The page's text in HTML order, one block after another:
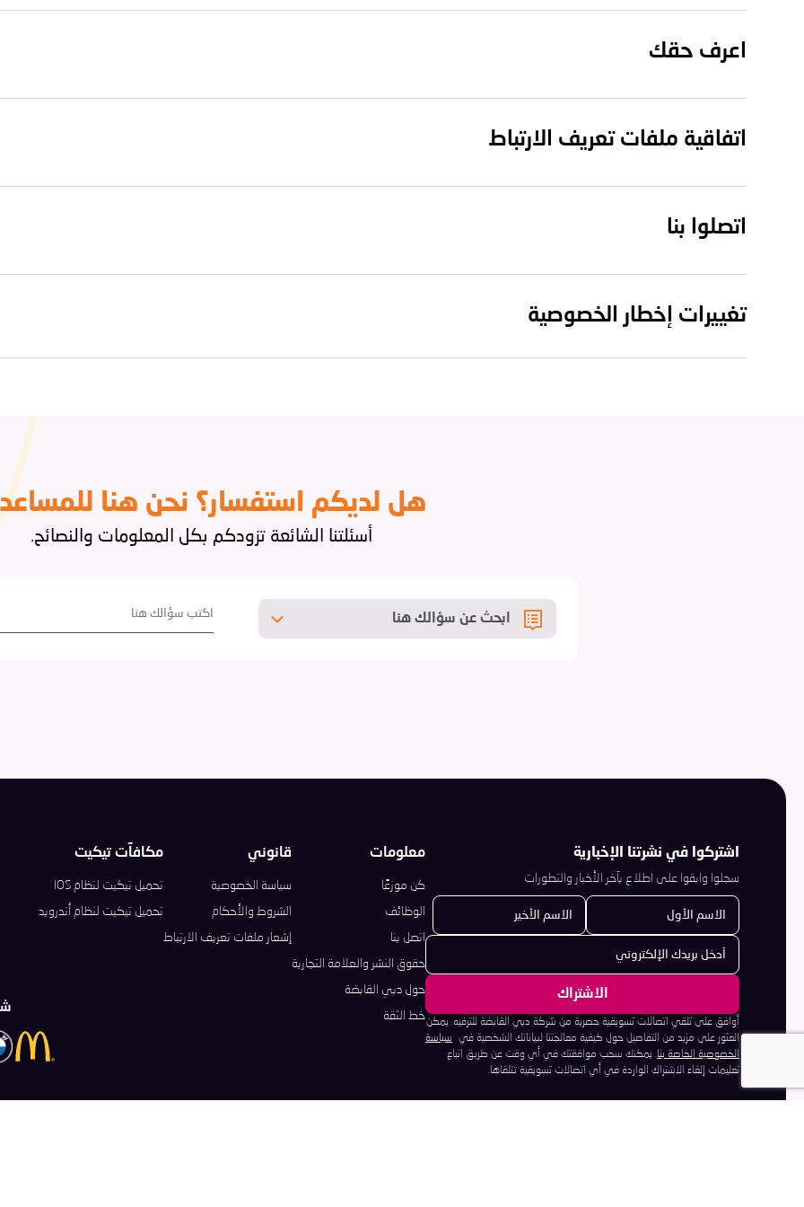
اعرف حقك
اتفاقية ملفات تعريف الارتباط
اتصلوا بنا
تغييرات إخطار الخصوصية
هل لديكم استفسار؟ نحن هنا
أسئلتنا الشائعة تزودكم بكل المعلومات والنصائح.
ابحث عن سؤالك هنا
اشتركوا في نشرتنا الإخبارية
سجلوا وابقوا على اطلاع بآخر الأخبار والتطورات
أوافق على تلقي اتصالات تسويقية حصرية من شركة دبي القابضة للترفيه. يمكن
العثور على مزيد من التفاصيل حول كيفية معالجتنا لبياناتك الشخصية في
سياسة
الخصوصية الخاصة بنا. يمكنك سحب موافقتك في أي وقت عن طريق اتباع
تعليمات إلغاء الاشتراك الواردة في أي اتصالات تسويقية تتلقاها.
معلومات
كن موزعًا
الوظائف
اتصل بنا
حقوق النشر والعلامة التجارية
حول دبي القابضة
خط الثقة
قانوني
سياسة الخصوصية
الشروط والأحكام
إشعار ملفات تعريف الارتباط
مكافآت تيكيت
تحميل تيكيت لنظام iOS
تحميل تيكيت لنظام أندرويد